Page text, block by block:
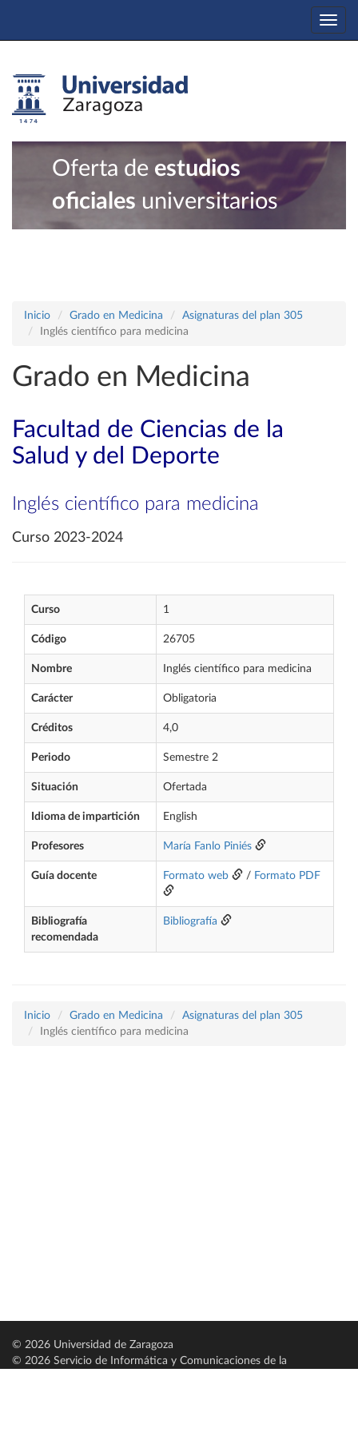
Oferta de estudios
oficiales universitarios
Inicio Grado en Medicina
Asignaturas del plan 305
Inglés científico para medicina
Grado en Medicina
Facultad de Ciencias de la
Salud y del Deporte
Inglés científico para medicina
Curso 2023-2024
Curso 1
Código 26705
Nombre Inglés científico para medicina
Carácter Obligatoria
Créditos 4,0
Periodo Semestre 2
Situación Ofertada
Idioma de impartición English
Profesores María Fanlo Piniés
Guía docente Formato web / Formato PDF
Bibliografía
recomendada
Bibliografía
Inicio Grado en Medicina
Asignaturas del plan 305
Inglés científico para medicina
© 2026 Universidad de Zaragoza
© 2026 Servicio de Informática y Comunicaciones de la